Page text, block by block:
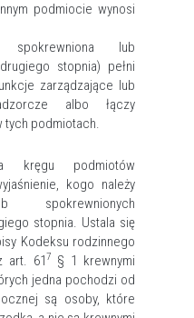
podmiocie wynosi
spokrewniona lub
stopnia) pełni
zarządzające lub
albo łączy
tych podmiotach.
kręgu podmiotów
kogo należy
stopnia. Ustala się
Kodeksu rodzinnego
art. 617
§ 1 krewnymi
jedna pochodzi od
są osoby, które